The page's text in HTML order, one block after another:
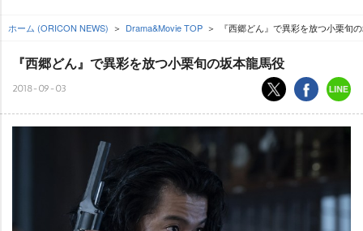
ホーム (ORICON NEWS) Drama&Movie TOP 『西郷どん』で異彩を放つ小栗旬
『西郷どん』で異彩を放つ小栗旬の坂本龍馬役
2018-09-03